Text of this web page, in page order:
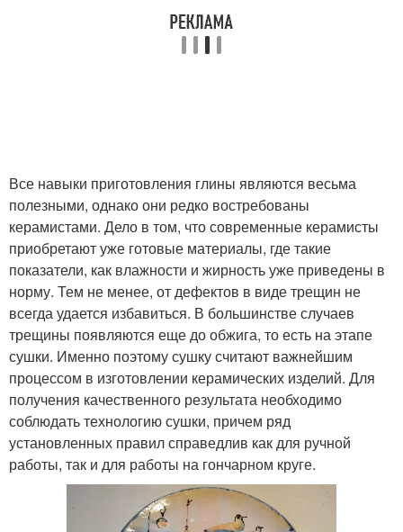
Все навыки приготовления глины являются весьма
полезными, однако они редко востребованы
керамистами. Дело в том, что современные керамисты
приобретают уже готовые материалы, где такие
показатели, как влажности и жирность уже приведены в
норму. Тем не менее, от дефектов в виде трещин не
всегда удается избавиться. В большинстве случаев
трещины появляются еще до обжига, то есть на этапе
сушки. Именно поэтому сушку считают важнейшим
процессом в изготовлении керамических изделий. Для
получения качественного результата необходимо
соблюдать технологию сушки, причем ряд
установленных правил справедлив как для ручной
работы, так и для работы на гончарном круге.